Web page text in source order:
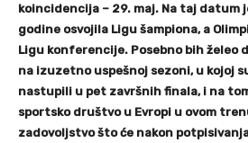
koincidencija – 29. maj. Na taj datum
godine osvojila Ligu šampiona, a
Ligu konferencije. Posebno bih želeo
na izuzetno uspešnoj sezoni, u kojoj
nastupili u pet završnih finala, i na
sportsko društvo u Evropi u ovom
zadovoljstvo što će nakon